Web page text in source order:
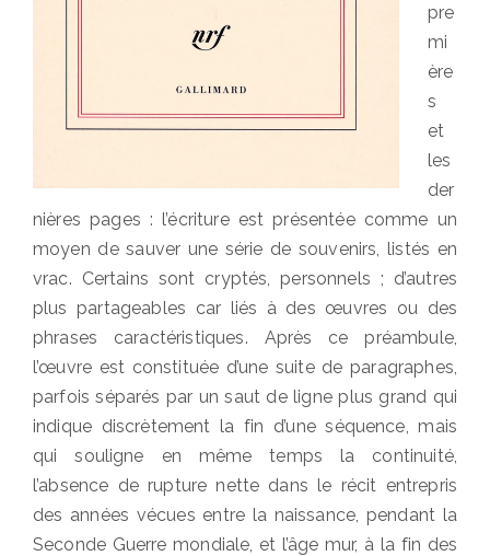
pre
mi
ère
s
et
les
der
nières pages : l’écriture est présentée comme un
moyen de sauver une série de souvenirs, listés en
vrac. Certains sont cryptés, personnels ; d’autres
plus partageables car liés à des œuvres ou des
phrases caractéristiques. Après ce préambule,
l’œuvre est constituée d’une suite de paragraphes,
parfois séparés par un saut de ligne plus grand qui
indique discrètement la fin d’une séquence, mais
qui souligne en même temps la continuité,
l’absence de rupture nette dans le récit entrepris
des années vécues entre la naissance, pendant la
Seconde Guerre mondiale, et l’âge mur, à la fin des